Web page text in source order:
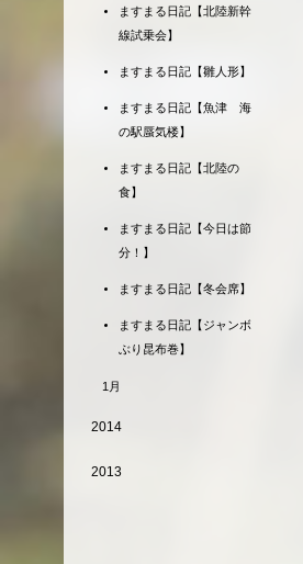
ますまる日記【北陸新幹
線試乗会】
ますまる日記【雛人形】
ますまる日記【魚津 海
の駅蜃気楼】
ますまる日記【北陸の
食】
ますまる日記【今日は節
分！】
ますまる日記【冬会席】
ますまる日記【ジャンボ
ぶり昆布巻】
1月
2014
2013